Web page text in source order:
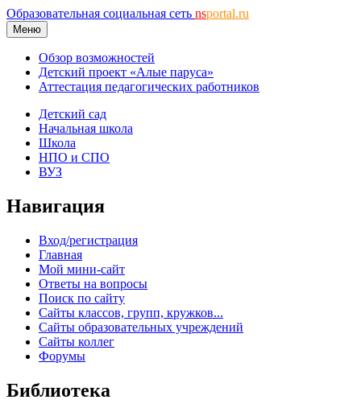
Образовательная социальная сеть nsportal.ru
Меню
Обзор возможностей
Детский проект «Алые паруса»
Аттестация педагогических работников
Детский сад
Начальная школа
Школа
НПО и СПО
ВУЗ
Навигация
Вход/регистрация
Главная
Мой мини-сайт
Ответы на вопросы
Поиск по сайту
Сайты классов, групп, кружков...
Сайты образовательных учреждений
Сайты коллег
Форумы
Библиотека